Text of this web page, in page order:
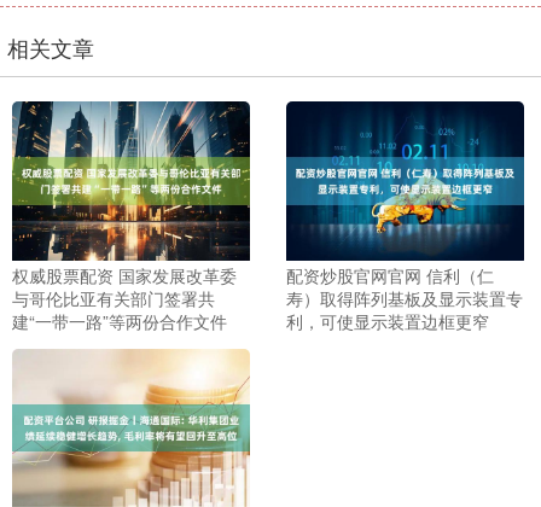
相关文章
权威股票配资 国家发展改革委
与哥伦比亚有关部门签署共
建“一带一路”等两份合作文件
配资炒股官网官网 信利（仁
寿）取得阵列基板及显示装置专
利，可使显示装置边框更窄